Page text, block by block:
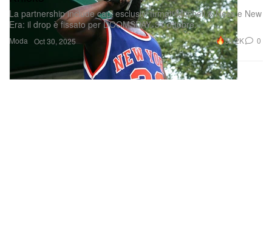
Moda
La partnership include capi esclusivi firmati Mitchell & Ness e New
Era: il drop è fissato per DOOMSDAY, 31 ottobre.
Oct 30, 2025 30.2K 0